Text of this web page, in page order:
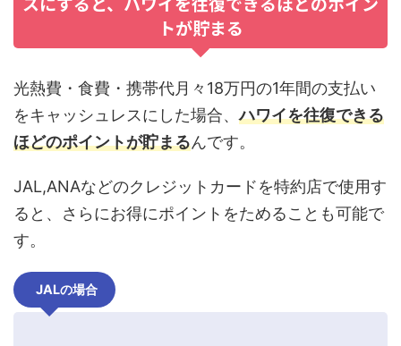
トが貯まる
光熱費・食費・携帯代月々18万円の1年間の支払い
をキャッシュレスにした場合、ハワイを往復できる
ほどのポイントが貯まるんです。
JAL,ANAなどのクレジットカードを特約店で使用す
ると、さらにお得にポイントをためることも可能で
す。
JALの場合